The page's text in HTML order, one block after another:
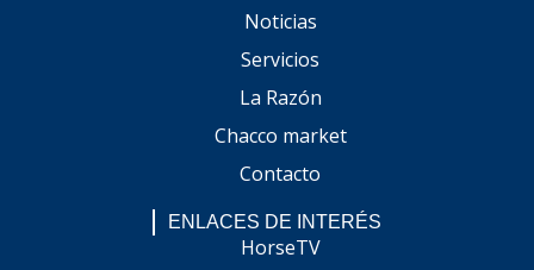
Noticias
Servicios
La Razón
Chacco market
Contacto
ENLACES DE INTERÉS
HorseTV